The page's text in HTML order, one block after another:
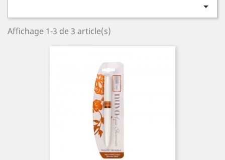

Affichage 1-3 de 3 article(s)